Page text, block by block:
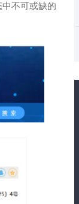
不可或缺的